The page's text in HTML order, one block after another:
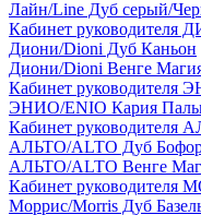
Лайн/Line Дуб серый/
Кабинет
Диони/Dioni Дуб Каньон
Диони/Dioni Венге
Кабинет руководителя
ЭНИО/ENIO Кария
Кабинет руководителя
АЛЬТО/ALTO Дуб
АЛЬТО/ALTO Венге
Кабинет руководителя
Моррис/Morris Дуб